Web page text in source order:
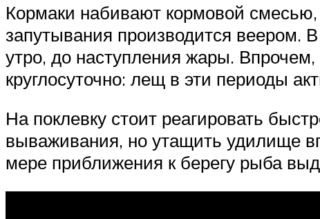
Кормаки набивают кормовой
запутывания производится веером.
утро, до наступления жары.
круглосуточно: лещ в эти периоды
На поклевку стоит реагировать
вываживания, но утащить удилище
мере приближения к берегу рыба